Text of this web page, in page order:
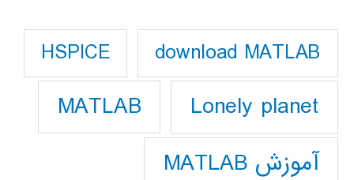
download MATLAB
HSPICE
Lonely planet
MATLAB
آموزش MATLAB